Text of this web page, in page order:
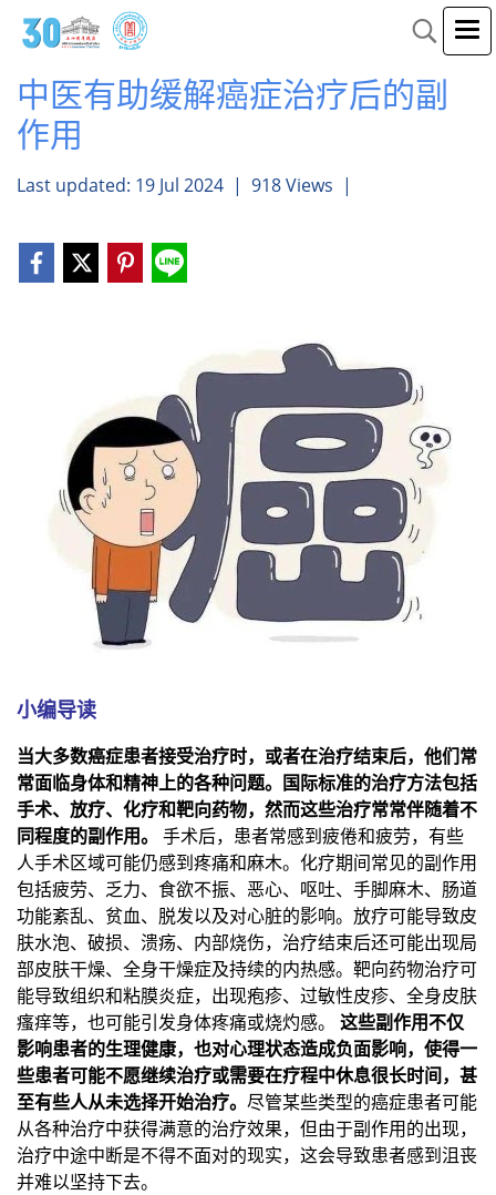
中医有助缓解癌症治疗后的副
作用
Last updated: 19 Jul 2024 | 918 Views |
小编导读
当大多数癌症患者接受治疗时，或者在治疗结束后，他们常
常面临身体和精神上的各种问题。国际标准的治疗方法包括
手术、放疗、化疗和靶向药物，然而这些治疗常常伴随着不
同程度的副作用。 手术后，患者常感到疲倦和疲劳，有些
人手术区域可能仍感到疼痛和麻木。化疗期间常见的副作用
包括疲劳、乏力、食欲不振、恶心、呕吐、手脚麻木、肠道
功能紊乱、贫血、脱发以及对心脏的影响。放疗可能导致皮
肤水泡、破损、溃疡、内部烧伤，治疗结束后还可能出现局
部皮肤干燥、全身干燥症及持续的内热感。靶向药物治疗可
能导致组织和粘膜炎症，出现疱疹、过敏性皮疹、全身皮肤
瘙痒等，也可能引发身体疼痛或烧灼感。 这些副作用不仅
影响患者的生理健康，也对心理状态造成负面影响，使得一
些患者可能不愿继续治疗或需要在疗程中休息很长时间，甚
至有些人从未选择开始治疗。 尽管某些类型的癌症患者可能
从各种治疗中获得满意的治疗效果，但由于副作用的出现，
治疗中途中断是不得不面对的现实，这会导致患者感到沮丧
并难以坚持下去。